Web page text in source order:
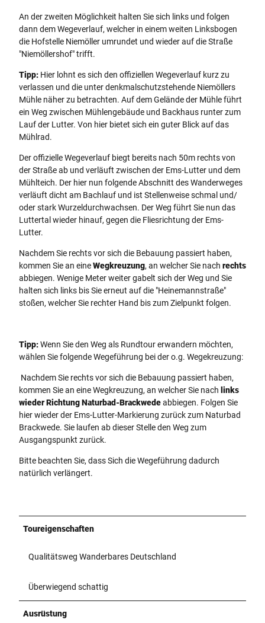
An der zweiten Möglichkeit halten Sie sich links und folgen
dann dem Wegeverlauf, welcher in einem weiten Linksbogen
die Hofstelle Niemöller umrundet und wieder auf die Straße
"Niemöllershof" trifft.
Tipp: Hier lohnt es sich den offiziellen Wegeverlauf kurz zu
verlassen und die unter denkmalschutzstehende Niemöllers
Mühle näher zu betrachten. Auf dem Gelände der Mühle führt
ein Weg zwischen Mühlengebäude und Backhaus runter zum
Lauf der Lutter. Von hier bietet sich ein guter Blick auf das
Mühlrad.
Der offizielle Wegeverlauf biegt bereits nach 50m rechts von
der Straße ab und verläuft zwischen der Ems-Lutter und dem
Mühlteich. Der hier nun folgende Abschnitt des Wanderweges
verläuft dicht am Bachlauf und ist Stellenweise schmal und/
oder stark Wurzeldurchwachsen. Der Weg führt Sie nun das
Luttertal wieder hinauf, gegen die Fliesrichtung der Ems-
Lutter.
Nachdem Sie rechts vor sich die Bebauung passiert haben,
kommen Sie an eineWegkreuzung, an welcher Sie nach rechts
abbiegen. Wenige Meter weiter gabelt sich der Weg und Sie
halten sich links bis Sie erneut auf die "Heinemannstraße"
stoßen, welcher Sie rechter Hand bis zum Zielpunkt folgen.
Tipp:Wenn Sie den Weg als Rundtour erwandern möchten,
wählen Sie folgende Wegeführung bei der o.g. Wegekreuzung:
Nachdem Sie rechts vor sich die Bebauung passiert haben,
kommen Sie an eine Wegkreuzung, an welcher Sie nach links
wieder Richtung Naturbad-Brackwedeabbiegen. Folgen Sie
hier wieder der Ems-Lutter-Markierung zurück zum Naturbad
Brackwede. Sie laufen ab dieser Stelle den Weg zum
Ausgangspunkt zurück.
Bitte beachten Sie, dass Sich die Wegeführung dadurch
natürlich verlängert.
Toureigenschaften
Qualitätsweg Wanderbares Deutschland
Überwiegend schattig
Ausrüstung